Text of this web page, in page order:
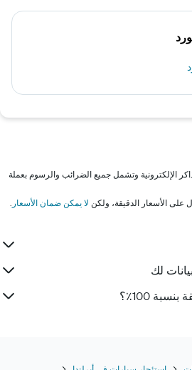
الإلكترونية وتشمل جميع الضرائب والرسوم بعملة
لا يمكن ضمان الأسعار .
لك
100٪؟